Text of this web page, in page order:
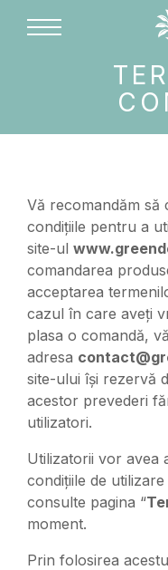
Vă recomandăm să
condițiile pentru a
site-ul
comandarea
acceptarea
cazul în care aveți
plasa o comandă,
adresa
site-ului își rezervă
acestor prevederi
utilizatori.
Utilizatorii vor avea
condițiile de
consulte pagina “
moment.
Prin folosirea